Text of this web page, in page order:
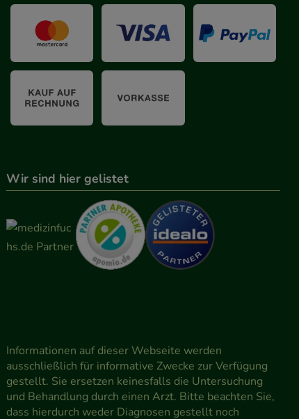
Wir sind hier gelistet
Informationen auf dieser Webseite werden
ausschließlich für informative Zwecke zur Verfügung
gestellt. Sie ersetzen keinesfalls die Untersuchung
und Behandlung durch einen Arzt. Bitte beachten Sie,
dass hierdurch weder Diagnosen gestellt noch